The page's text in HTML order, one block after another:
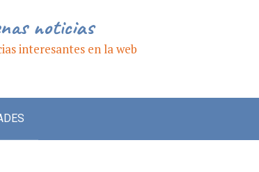
noticias
interesantes en la web